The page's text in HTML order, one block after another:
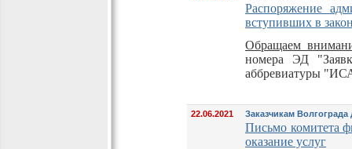
Распоряжение
вступивших в
Обращаем
номера ЭД
аббревиатуры
22.06.2021 Заказчикам Волгограда
Письмо комитета
оказание услуг